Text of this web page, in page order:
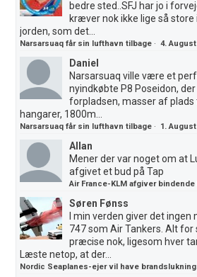
bedre sted..SFJ har jo i
kræver nok ikke lige så
jorden, som det...
Narsarsuaq får sin lufthavn tilbage ·4. August
Daniel
Narsarsuaq ville være et
nyindkøbte P8 Poseidon,
forpladsen, masser af plads
hangarer, 1800m...
Narsarsuaq får sin lufthavn tilbage · 1. August
Allan
Mener der var noget om at
afgivet et bud på Tap
Air France-KLM afgiver bindende
Søren Fønss
I min verden giver det
747 som Air Tankers. Alt
præcise nok, ligesom hver
Læste netop, at der...
Nordic Seaplanes-ejer vil have